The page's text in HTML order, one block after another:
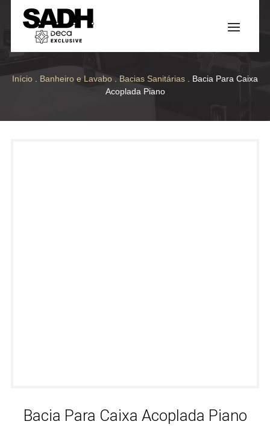
Início Banheiro e Lavabo Bacias Sanitárias . Bacia Para Caixa
Acoplada Piano
Bacia Para Caixa Acoplada Piano